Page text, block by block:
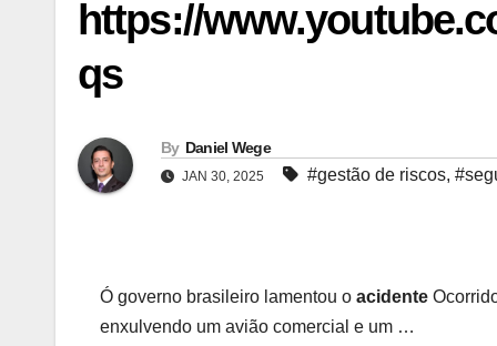
https://
qs
By Daniel Wege
JAN 30, 2025 #gestão de riscos,
Ó governo brasileiro lamentou o acidente
enxulvendo um avião comercial e um …